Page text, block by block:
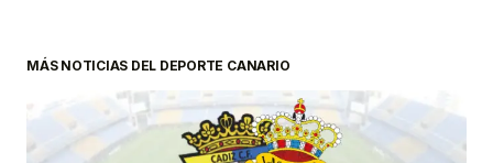
MÁS NOTICIAS DEL DEPORTE CANARIO